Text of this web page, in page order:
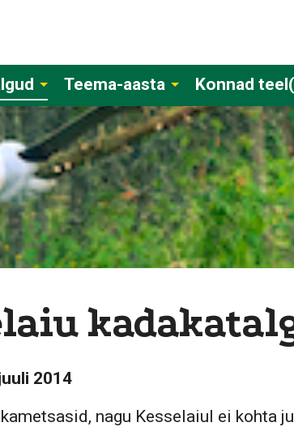
Teema-aasta Konnad
2014
nagu Kesselaiul ei kohta